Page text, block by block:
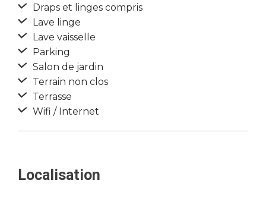
Draps et linges compris
Lave linge
Lave vaisselle
Parking
Salon de jardin
Terrain non clos
Terrasse
Wifi / Internet
Localisation